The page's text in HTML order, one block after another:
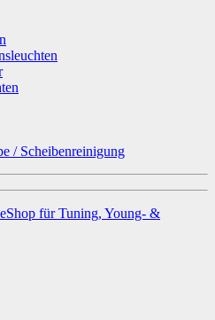
/ Scheibenreinigung
für Tuning, Young- &